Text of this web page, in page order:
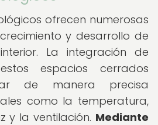
ofrecen numerosas
y desarrollo de
La integración de
espacios cerrados
de manera precisa
como la temperatura,
y la ventilación. Mediante